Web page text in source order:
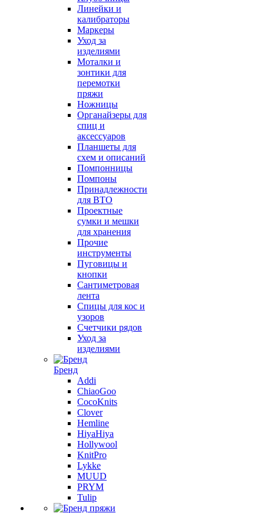
Линейки и
калибраторы
Маркеры
Уход за
изделиями
Моталки и
зонтики для
перемотки
пряжи
Ножницы
Органайзеры для
спиц и
аксессуаров
Планшеты для
схем и описаний
Помпонницы
Помпоны
Принадлежности
для ВТО
Проектные
сумки и мешки
для хранения
Прочие
инструменты
Пуговицы и
кнопки
Сантиметровая
лента
Спицы для кос и
узоров
Счетчики рядов
Уход за
изделиями
Бренд
Addi
ChiaoGoo
CocoKnits
Clover
Hemline
HiyaHiya
Hollywool
KnitPro
Lykke
MUUD
PRYM
Tulip